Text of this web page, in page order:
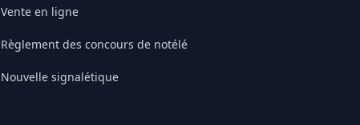
Vente en ligne
Règlement des concours de notélé
Nouvelle signalétique